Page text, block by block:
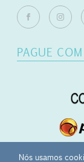
PAGUE COM
Nós usamos